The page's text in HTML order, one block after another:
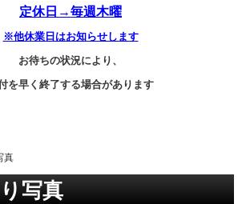
定休日→毎週木曜
※他休業日はお知らせします
お待ちの状況により、
を早く終了する場合があります
真
写真